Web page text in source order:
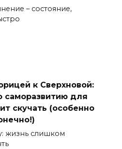
– состояние,
к Сверхновой:
саморазвитию для
скучать (особенно
жизнь слишком